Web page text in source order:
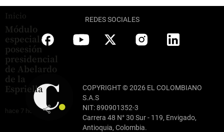
Inicio
Módulo
especial:
posesión
presidencial
de Abelardo
de la
Espriella
hace 7 horasshare
REDES SOCIALES
COPYRIGHT © 2026 EL COLOMBIANO
S.A.S
NIT: 890901352-3
Carrera 48 N° 30 Sur - 119, Envigado,
Antioquia, Colombia.